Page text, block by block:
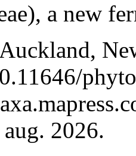
a new
2026.